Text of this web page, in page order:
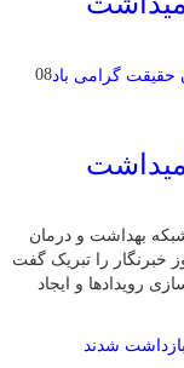
08
بهداشت و درمان
خبرنگار را تبریک گفت
رویدادها و ایجاد